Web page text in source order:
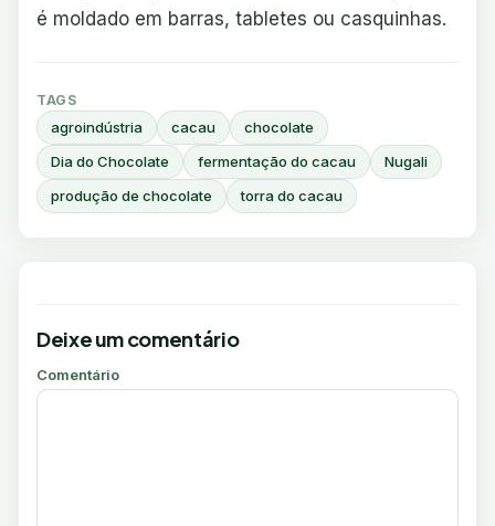
é moldado em barras, tabletes ou casquinhas.
TAGS
agroindústria cacau
chocolate
Dia do Chocolate
fermentação do cacau
Nugali
produção de chocolate
torra do cacau
Deixe um comentário
Comentário